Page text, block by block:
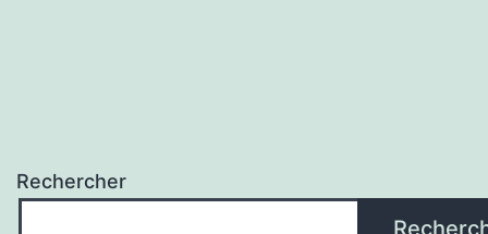
Rechercher